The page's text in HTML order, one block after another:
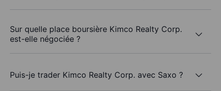
Sur quelle place boursière Kimco Realty Corp.
est-elle négociée ?
Puis-je trader Kimco Realty Corp. avec Saxo ?